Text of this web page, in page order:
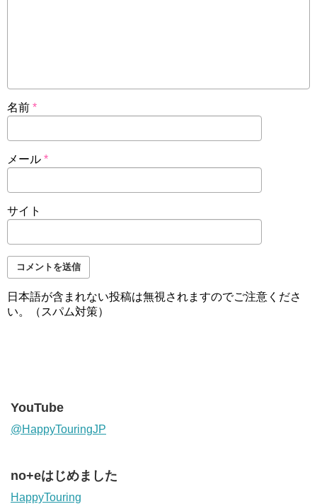
名前 *
メール *
サイト
日本語が含まれない投稿は無視されますのでご注意くださ
い。（スパム対策）
YouTube
@HappyTouringJP
no+eはじめました
HappyTouring